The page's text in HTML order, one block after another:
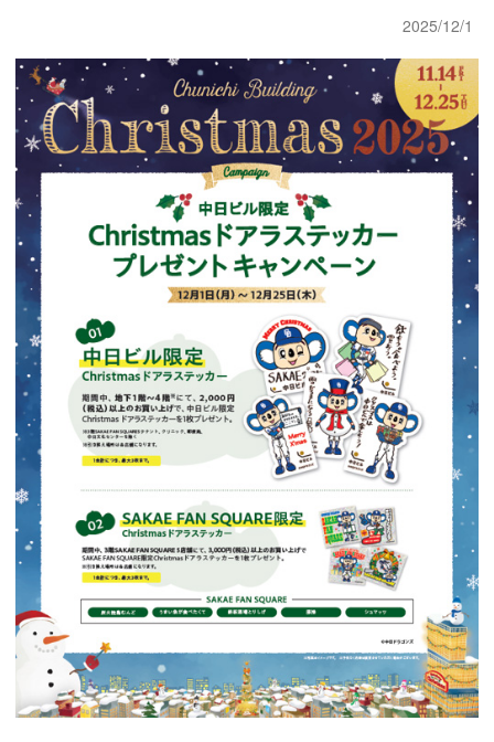
2025/12/1